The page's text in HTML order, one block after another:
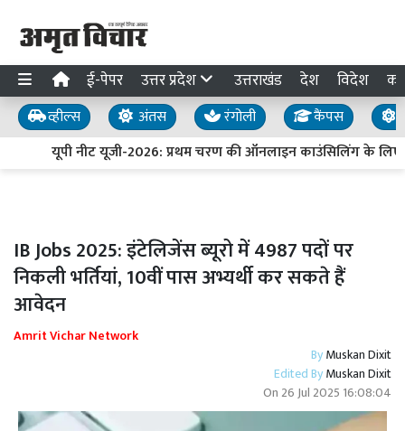
ई-पेपर उत्तर प्रदेश उत्तराखंड देश विदेश
व्हील्स अंतस रंगोली कैंपस
यूपी नीट यूजी-2026: प्रथम चरण की ऑनलाइन काउंसिलिंग के
IB Jobs 2025: इंटेलिजेंस ब्यूरो में 4987 पदों पर
निकली भर्तियां, 10वीं पास अभ्यर्थी कर सकते हैं
आवेदन
Amrit Vichar Network
ByMuskan Dixit
Edited ByMuskan Dixit
On 26 Jul 2025 16:08:04